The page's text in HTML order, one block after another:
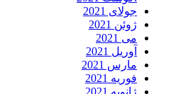
جولای 2021
ژوئن 2021
می 2021
آوریل 2021
مارس 2021
فوریه 2021
ژانویه 2021